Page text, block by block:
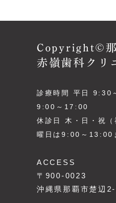
Copyright©那
赤嶺歯科クリ
診療時間 平日 9:30
9:00～17:00
休診日 木・日・祝（
曜日は9:00～13:00
ACCESS
〒900-0023
沖縄県那覇市楚辺